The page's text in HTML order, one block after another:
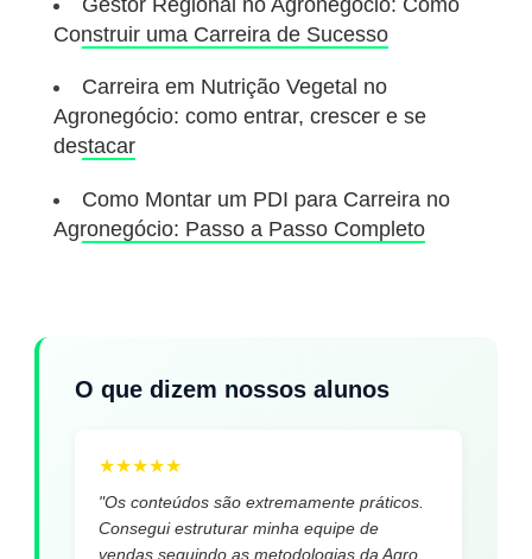
Gestor Regional no Agronegócio: Como
Construir uma Carreira de Sucesso
Carreira em Nutrição Vegetal no
Agronegócio: como entrar, crescer e se
destacar
Como Montar um PDI para Carreira no
Agronegócio: Passo a Passo Completo
O que dizem nossos alunos
★★★★★
"Os conteúdos são extremamente práticos.
Consegui estruturar minha equipe de
vendas seguindo as metodologias da Agro